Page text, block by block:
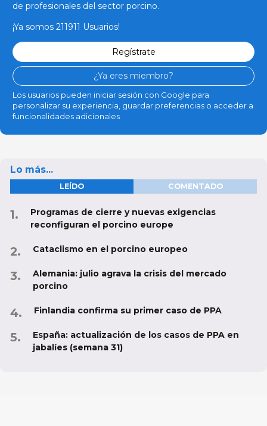
de profesionales del sector porcino.
¡Ya somos 211911 Usuarios!
Regístrate
¿Ya eres miembro?
Los usuarios pueden iniciar sesión con Google para
personalizar su experiencia, guardar preferencias o acceder a
funcionalidades adicionales
Lo más...
LEÍDO COMENTADO
Programas de cierre y nuevas exigencias
reconfiguran el porcino europe
Cataclismo en el porcino europeo
Alemania: julio agrava la crisis del mercado
porcino
Finlandia confirma su primer caso de PPA
España: actualización de los casos de PPA en
jabalíes (semana 31)